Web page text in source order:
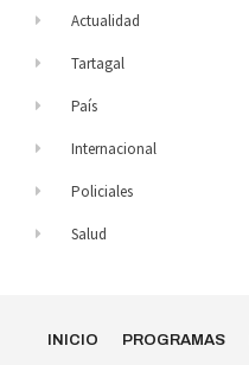
Actualidad
Tartagal
País
Internacional
Policiales
Salud
INICIO PROGRAMAS